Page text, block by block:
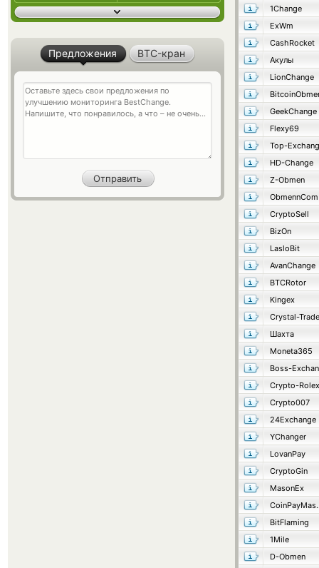
1Change
ExWm
CashRocket
Акулы
LionChange
GeekChange
Flexy69
Top-
HD-Change
Z-Obmen
ObmennCom
CryptoSell
BizOn
LasloBit
AvanChange
BTCRotor
Kingex
Crystal-Trade
Шахта
Moneta365
Boss-
Crypto-Rolex
Crypto007
24Exchange
YChanger
LovanPay
CryptoGin
MasonEx
BitFlaming
1Mile
D-Obmen
Предложения BTC-кран